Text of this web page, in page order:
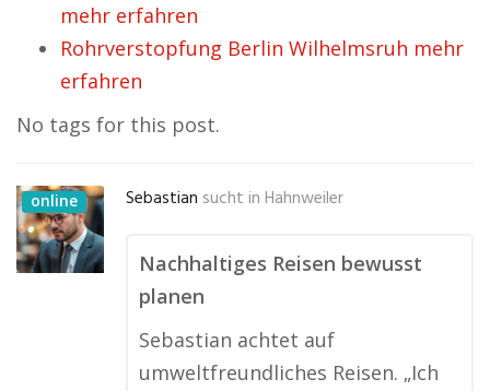
mehr erfahren
Rohrverstopfung Berlin Wilhelmsruh mehr
erfahren
No tags for this post.
online Sebastian sucht in Hahnweiler
Nachhaltiges Reisen bewusst
planen
Sebastian achtet auf
umweltfreundliches Reisen. „Ich